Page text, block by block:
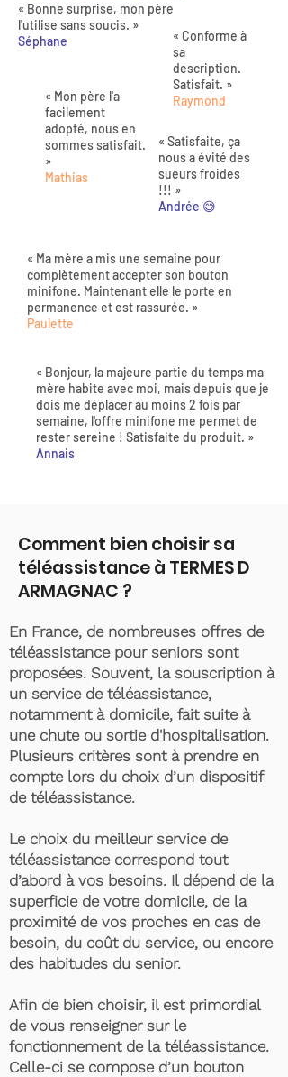
« Bonne surprise, mon père
l'utilise sans soucis. »
Séphane
« Mon père l'a
facilement
adopté, nous en
sommes satisfait.
»
Mathias
« Conforme à
sa
description.
Satisfait. »
Raymond
« Satisfaite, ça
nous a évité des
sueurs froides
!!! »
Andrée 😅
« Ma mère a mis une semaine pour
complètement accepter son bouton
minifone. Maintenant elle le porte en
permanence et est rassurée. »
Paulette
« Bonjour, la majeure partie du temps ma
mère habite avec moi, mais depuis que je
dois me déplacer au moins 2 fois par
semaine, l'offre minifone me permet de
rester sereine ! Satisfaite du produit. »
Annais
Comment bien choisir sa
téléassistance à TERMES D
ARMAGNAC ?
En France, de nombreuses offres de
téléassistance pour seniors sont
proposées. Souvent, la souscription à
un service de téléassistance,
notamment à domicile, fait suite à
une chute ou sortie d'hospitalisation.
Plusieurs critères sont à prendre en
compte lors du choix d’un dispositif
de téléassistance.
Le choix du meilleur service de
téléassistance correspond tout
d’abord à vos besoins. Il dépend de la
superficie de votre domicile, de la
proximité de vos proches en cas de
besoin, du coût du service, ou encore
des habitudes du senior.
Afin de bien choisir, il est primordial
de vous renseigner sur le
fonctionnement de la téléassistance.
Celle-ci se compose d’un bouton